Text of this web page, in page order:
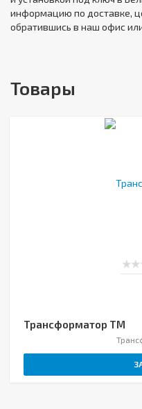
информацию по доставке,
обратившись в наш офис
Товары
Трансформатор ТМ